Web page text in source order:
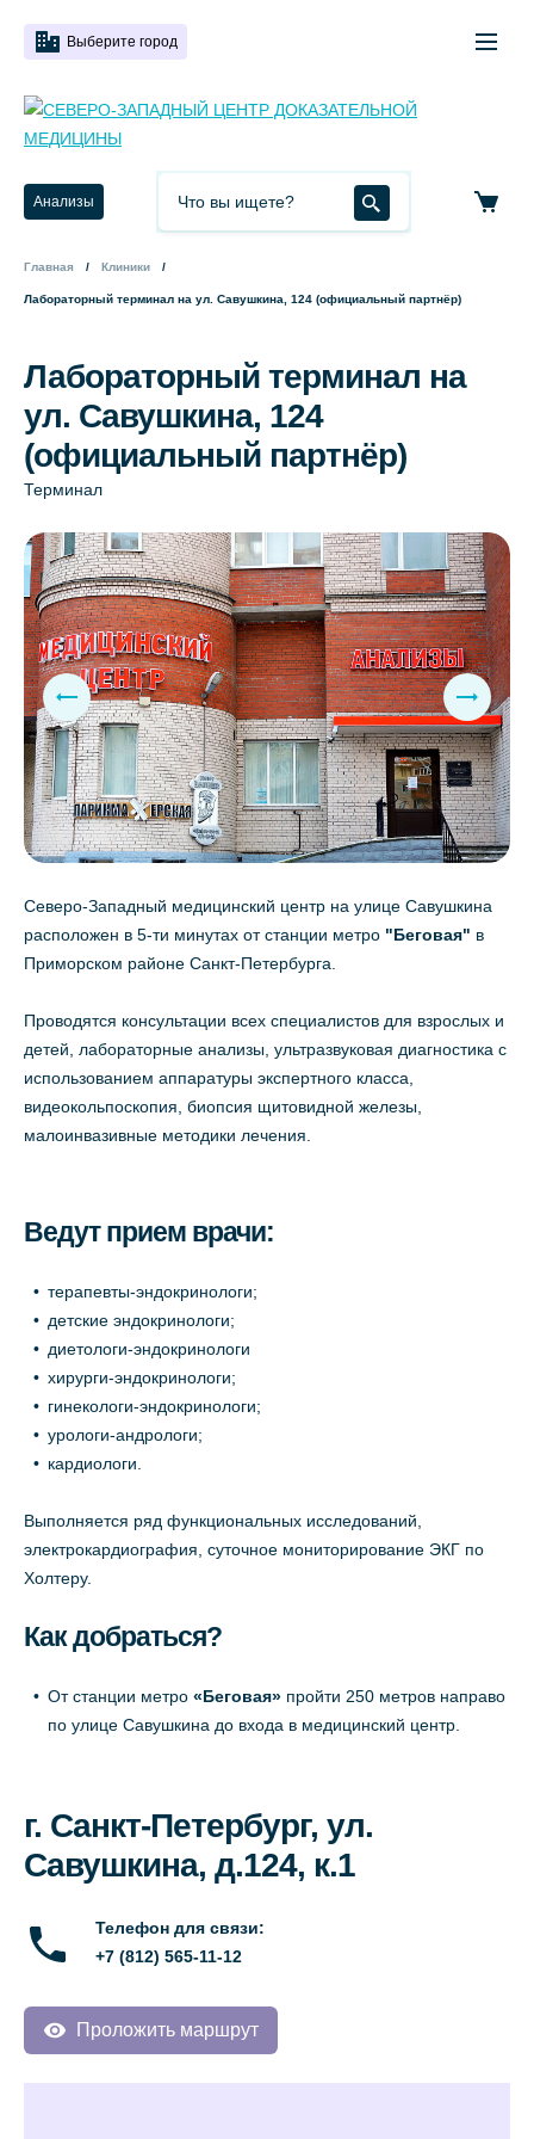
Выберите город
Анализы
Главная Клиники
Лабораторный терминал на ул. Савушкина, 124 (официальный партнёр)
Лабораторный терминал на
ул. Савушкина, 124
(официальный партнёр)
Терминал
Северо-Западный медицинский центр на улице Савушкина
расположен в 5-ти минутах от станции метро "Беговая" в
Приморском районе Санкт-Петербурга.
Проводятся консультации всех специалистов для взрослых и
детей, лабораторные анализы, ультразвуковая диагностика с
использованием аппаратуры экспертного класса,
видеокольпоскопия, биопсия щитовидной железы,
малоинвазивные методики лечения.
Ведут прием врачи:
терапевты-эндокринологи;
детские эндокринологи;
диетологи-эндокринологи
хирурги-эндокринологи;
гинекологи-эндокринологи;
урологи-андрологи;
кардиологи.
Выполняется ряд функциональных исследований,
электрокардиография, суточное мониторирование ЭКГ по
Холтеру.
Как добраться?
От станции метро «Беговая» пройти 250 метров направо
по улице Савушкина до входа в медицинский центр.
г. Санкт-Петербург, ул.
Савушкина, д.124, к.1
Телефон для связи:
+7 (812) 565-11-12
Проложить маршрут